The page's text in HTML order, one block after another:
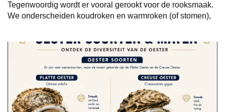
Tegenwoordig wordt er vooral gerookt voor de rooksmaak.
We onderscheiden koudroken en warmroken (of stomen),